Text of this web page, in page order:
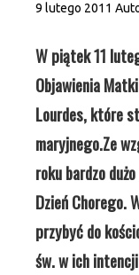
9 lutego 2011
W piątek 11
Objawienia
Lourdes,które
maryjnego.Ze
roku bardzo
Dzień Chorego.
przybyć do
św. w ich